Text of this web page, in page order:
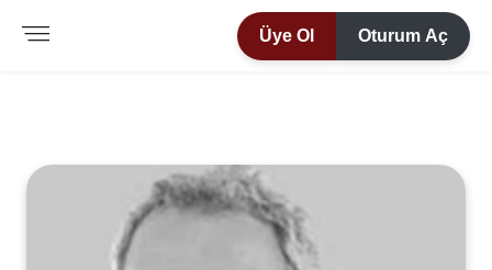
Üye Ol Oturum Aç